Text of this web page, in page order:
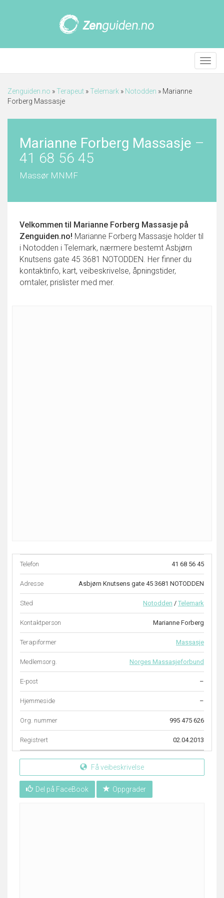
Meny
Zenguiden.no »Terapeut »Telemark » Notodden » Marianne
Forberg Massasje
Marianne Forberg Massasje –
41 68 56 45
Massør MNMF
Velkommen til Marianne Forberg Massasje på
Zenguiden.no! Marianne Forberg Massasje holder til
i Notodden i Telemark, nærmere bestemt Asbjørn
Knutsens gate 45 3681 NOTODDEN. Her finner du
kontaktinfo, kart, veibeskrivelse, åpningstider,
omtaler, prislister med mer.
Telefon 41 68 56 45
Adresse Asbjørn Knutsens gate 45 3681 NOTODDEN
Sted Notodden / Telemark
Kontaktperson Marianne Forberg
Terapiformer Massasje
Medlemsorg. Norges Massasjeforbund
E-post –
Hjemmeside –
Org. nummer 995 475 626
Registrert 02.04.2013
Få veibeskrivelse
Del på FaceBook Oppgrader